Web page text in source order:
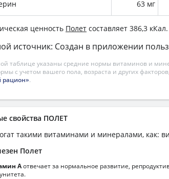
63 мг
ценность Полет составляет 386,3 кКал.
источник: Создан в приложении
таблице указаны средние нормы витаминов и
с учетом вашего пола, возраста и других
рацион».
свойства ПОЛЕТ
такими витаминами и минералами, как:
Полет
Аотвечает за нормальное развитие,